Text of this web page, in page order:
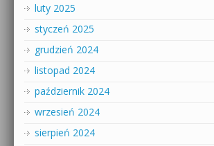
luty 2025
styczeń 2025
grudzień 2024
listopad 2024
październik 2024
wrzesień 2024
sierpień 2024